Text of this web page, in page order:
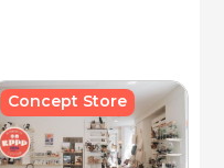
Concept Store